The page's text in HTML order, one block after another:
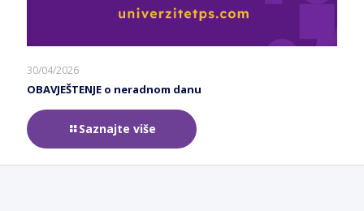
30/04/2026
OBAVJEŠTENJE o neradnom danu
Saznajte više